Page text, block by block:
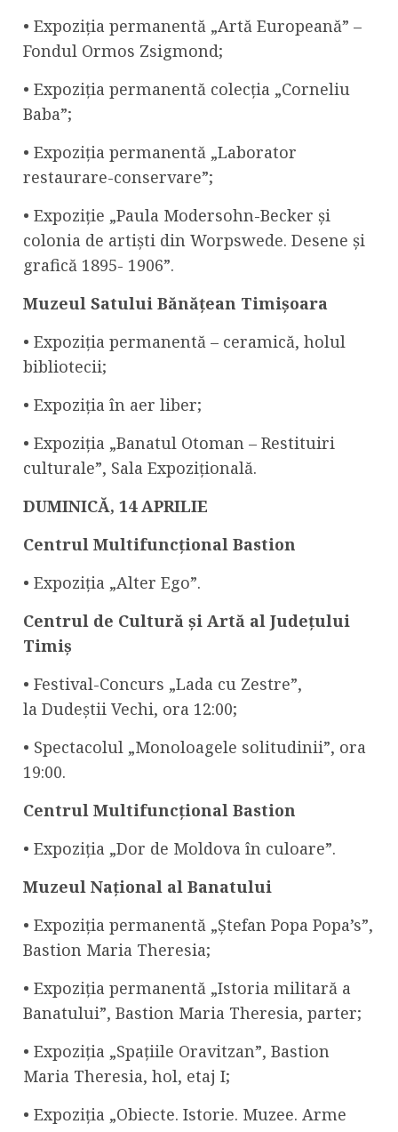
• Expoziția permanentă „Artă Europeană” –
Fondul Ormos Zsigmond;
• Expoziția permanentă colecția „Corneliu
Baba”;
• Expoziția permanentă „Laborator
restaurare-conservare”;
• Expoziție „Paula Modersohn-Becker și
colonia de artiști din Worpswede. Desene și
grafică 1895- 1906”.
Muzeul Satului Bănățean Timișoara
• Expoziția permanentă – ceramică, holul
bibliotecii;
• Expoziția în aer liber;
• Expoziția „Banatul Otoman – Restituiri
culturale”, Sala Expozițională.
DUMINICĂ, 14APRILIE
Centrul Multifuncțional Bastion
• Expoziția „Alter Ego”.
Centrul de Cultură și Artă al Județului
Timiș
• Festival-Concurs „Lada cu Zestre”,
la Dudeștii Vechi, ora 12:00;
• Spectacolul „Monoloagele solitudinii”, ora
19:00.
Centrul Multifuncțional Bastion
• Expoziția „Dor de Moldova în culoare”.
Muzeul Național al Banatului
• Expoziția permanentă „Ștefan Popa Popa’s”,
Bastion Maria Theresia;
• Expoziția permanentă „Istoria militară a
Banatului”, Bastion Maria Theresia, parter;
• Expoziția „Spațiile Oravitzan”, Bastion
Maria Theresia, hol, etaj I;
• Expoziția „Obiecte. Istorie. Muzee. Arme